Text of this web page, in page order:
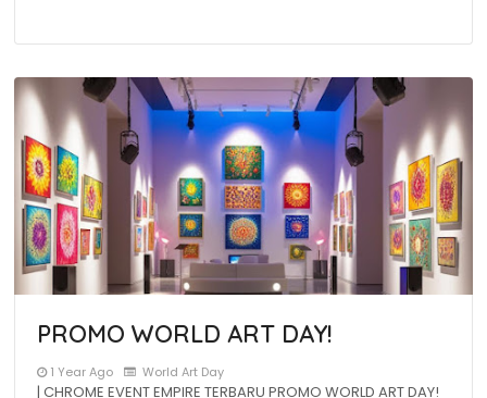
PROMO WORLD ART DAY!
1 Year Ago World Art Day
| CHROME EVENT EMPIRE TERBARU PROMO WORLD ART DAY!